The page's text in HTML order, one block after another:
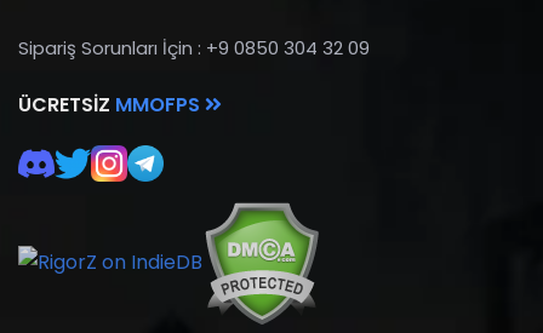
Sipariş Sorunları İçin : +9 0850 304 32 09
ÜCRETSIZ MMOFPS